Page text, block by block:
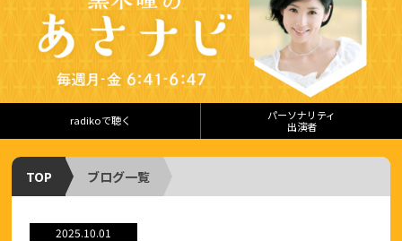
radikoで聴く
パーソナリティ
出演者
TOP ブログ一覧
2025.10.01